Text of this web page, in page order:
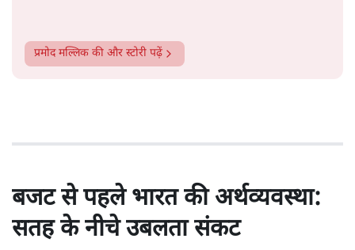
प्रमोद मल्लिक की और स्टोरी पढ़ें
बजट से पहले भारत की अर्थव्यवस्था:
सतह के नीचे उबलता संकट